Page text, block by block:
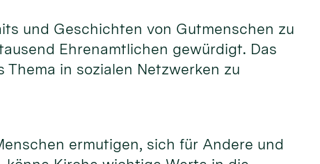
und Geschichten von Gutmenschen zu
Ehrenamtlichen gewürdigt. Das
in sozialen Netzwerken zu
ermutigen, sich für Andere und